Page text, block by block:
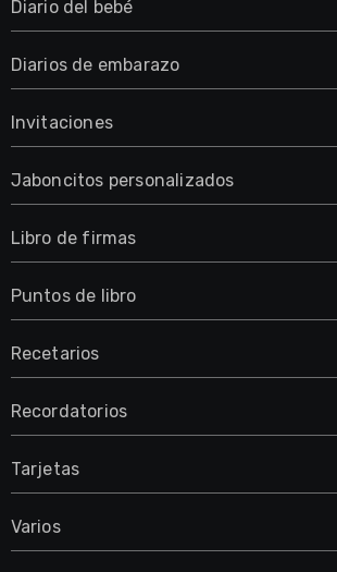
Diario del bebé
Diarios de embarazo
Invitaciones
Jaboncitos personalizados
Libro de firmas
Puntos de libro
Recetarios
Recordatorios
Tarjetas
Varios